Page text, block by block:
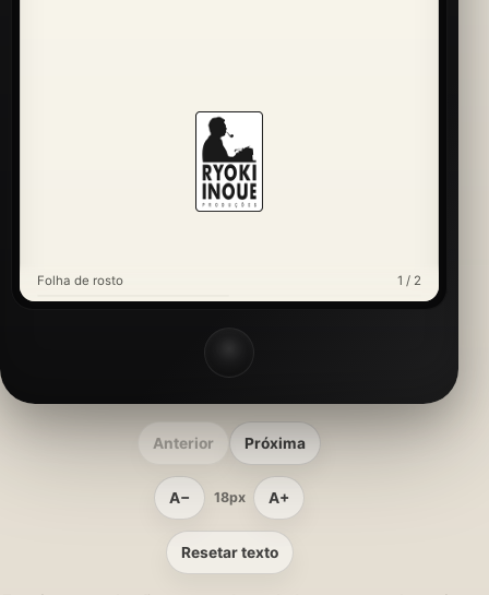
Folha de rosto 1 / 2
Anterior Próxima
A− 18px A+
Resetar texto